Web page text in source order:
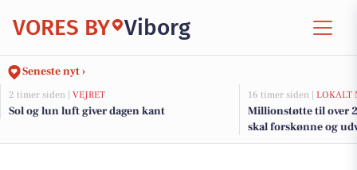
VORES BY Viborg
Seneste nyt ›
2 timer siden | VEJRET
Sol og lun luft giver dagen kant
16 timer siden | LOKALT
Millionstøtte til over
skal forskønne og
Kommunes mindre